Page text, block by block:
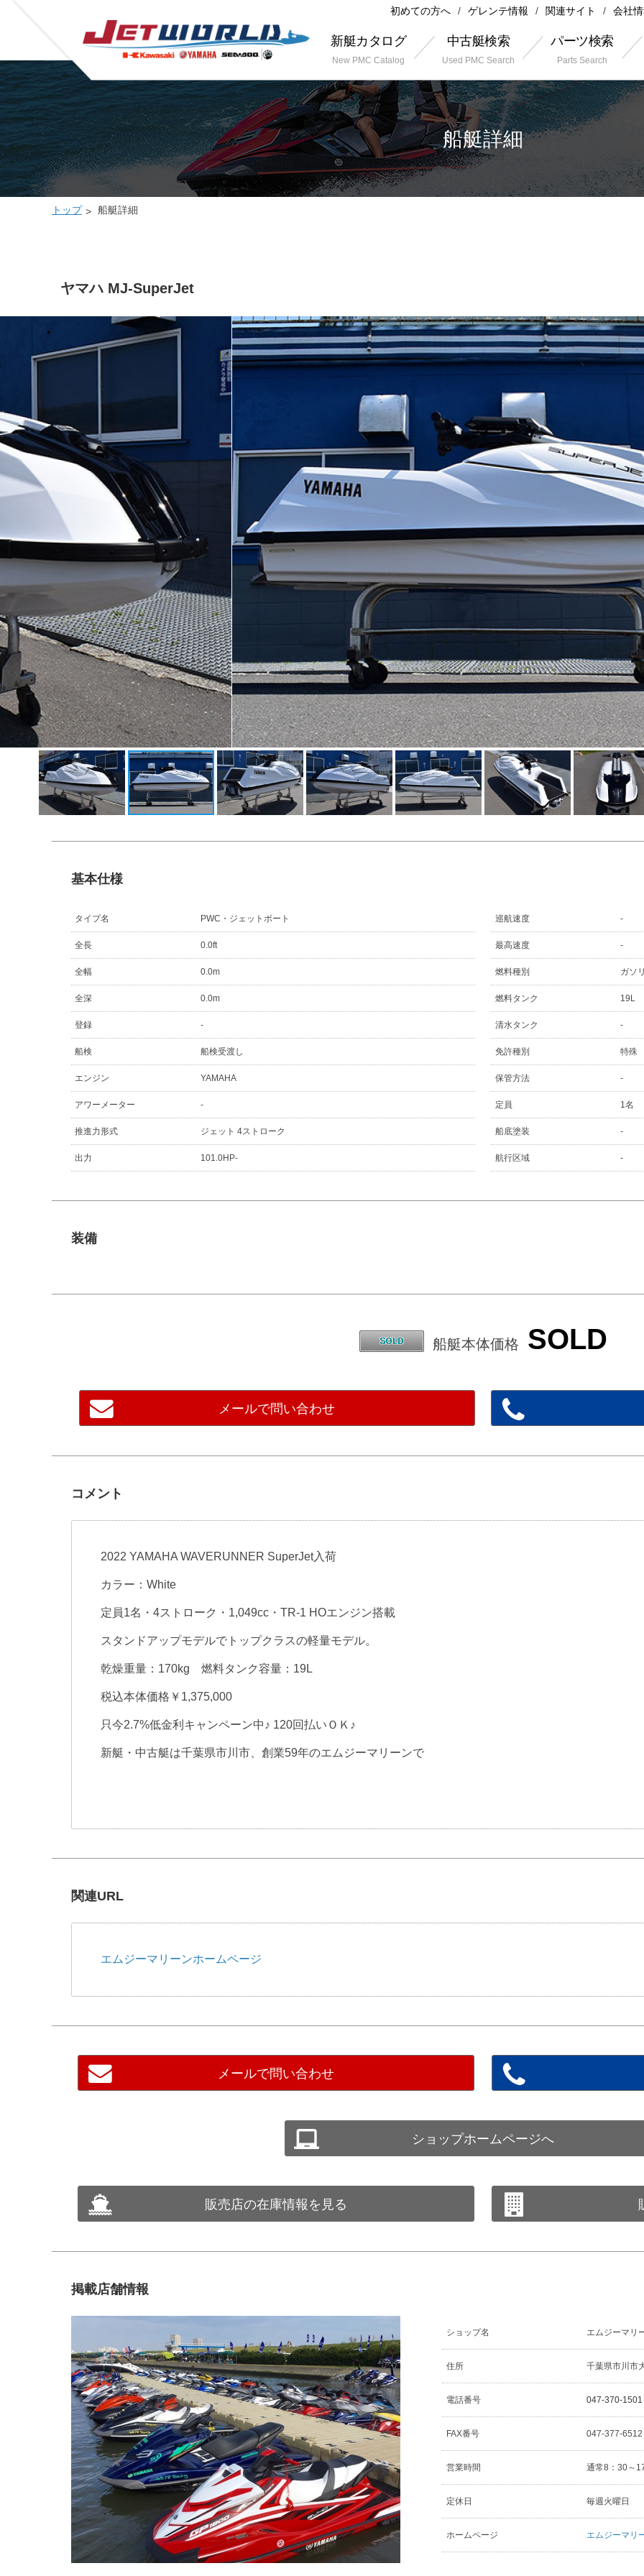
初めての方へ ゲレンテ情報 関連サイト 会社
新艇カタログ
New PMC Catalog
中古艇検索
Used PMC Search
パーツ検索
Parts Search
船艇詳細
トップ 船艇詳細
ヤマハ MJ-SuperJet
基本仕様
タイプ名 PWC・ジェットボート
全長 0.0ft
全幅 0.0m
全深 0.0m
登録 -
船検 船検受渡し
エンジン YAMAHA
アワーメーター -
推進力形式 ジェット 4ストローク
出力 101.0HP-
巡航速度 -
最高速度 -
燃料種別 ガソ
燃料タンク 19L
清水タンク -
免許種別 特殊
保管方法 -
定員 1名
船底塗装 -
航行区域 -
装備
船艇本体価格 SOLD
メールで問い合わせ
コメント
2022 YAMAHA WAVERUNNER SuperJet入荷
カラー：White
定員1名・4ストローク・1,049cc・TR-1 HOエンジン搭載
スタンドアップモデルでトップクラスの軽量モデル。
乾燥重量：170kg 燃料タンク容量：19L
税込本体価格￥1,375,000
只今2.7%低金利キャンペーン中♪ 120回払いＯＫ♪
新艇・中古艇は千葉県市川市、創業59年のエムジーマリーンで
関連URL
エムジーマリーンホームページ
メールで問い合わせ
ショップホームページへ
販売店の在庫情報を見る
掲載店舗情報
ショップ名 エムジーマリ
住所 千葉県市川市
電話番号 047-370-1501
FAX番号 047-377-
営業時間 通常8：30～
定休日 毎週火曜日
ホームページ エムジーマリ